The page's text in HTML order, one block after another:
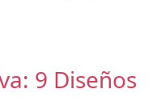
9 Diseños